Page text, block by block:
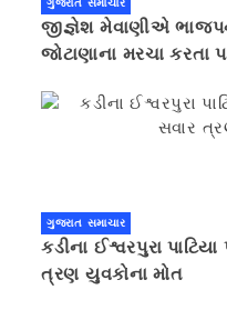
જીજ્ઞેશ મેવાણીએ
જોટાણાના મરચા કરતા
ગુજરાત સમાચાર
કડીના ઈશ્વરપુરા
ત્રણ યુવકોના મોત